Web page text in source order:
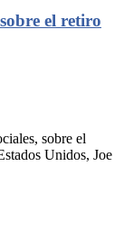
el retiro
sobre el
Unidos, Joe